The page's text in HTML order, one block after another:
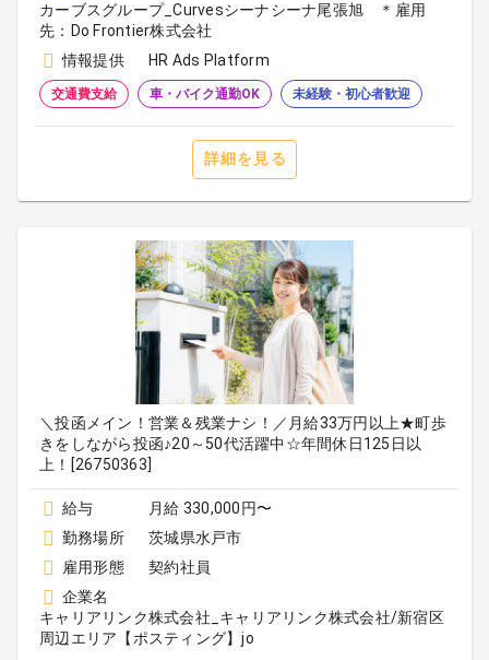
カーブスグループ_Curvesシーナシーナ尾張旭 ＊雇用
先：Do Frontier株式会社
情報提供
HR Ads Platform
交通費支給 車・バイク通勤OK 未経験・初心者歓迎
詳細を見る
＼投函メイン！営業＆残業ナシ！／月給33万円以上★町歩
きをしながら投函♪20～50代活躍中☆年間休日125日以
上！[26750363]
給与
月給 330,000円〜
勤務場所
茨城県水戸市
雇用形態
契約社員
企業名
キャリアリンク株式会社_キャリアリンク株式会社/新宿区
周辺エリア【ポスティング】jo